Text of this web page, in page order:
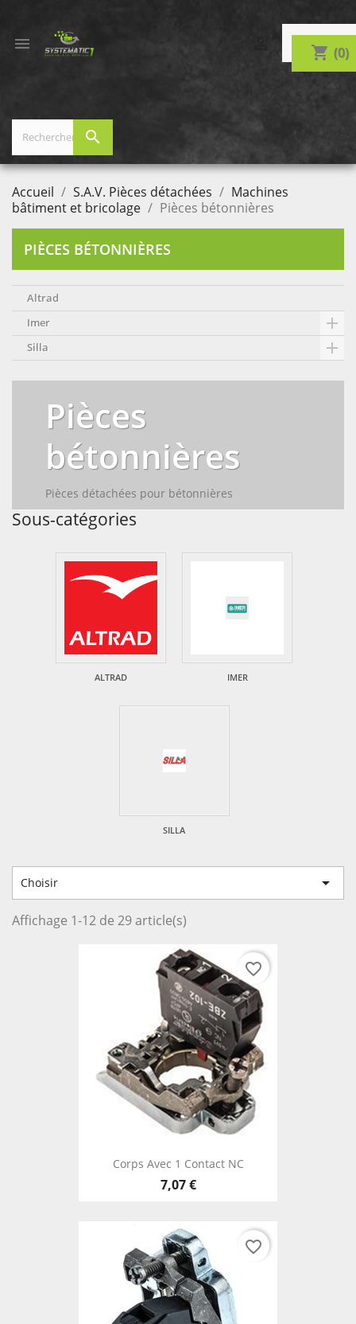
 shopping_cart (0)
search
Accueil S.A.V. Pièces détachées
Machines
bâtiment et bricolage
Pièces bétonnières
PIÈCES BÉTONNIÈRES
Altrad
Imer

Silla 
Pièces
bétonnières
Pièces détachées pour bétonnières
Sous-catégories
ALTRAD IMER
SILLA
Choisir 
Affichage 1-12 de 29 article(s)
Corps Avec 1 Contact NC
7,07 €
favorite_border
favorite_border